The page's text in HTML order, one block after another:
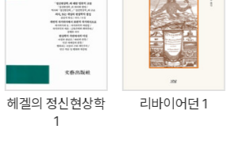
는 것이 아니다.” 또 하이데거가 1976년 5
때, 독일의 유력 일간지 『프랑크푸르터
이런 기사를 타전했다. “이 사람 안에 세계
결집돼 있으며 … 그가 남겨놓고 간 어마어
그 모든 철학적 문헌이 할 수 있었던 것보
들을 물음의 심연으로 휘몰아 넣을 것이
헤겔의 정신현상학
1
리바이어던 1